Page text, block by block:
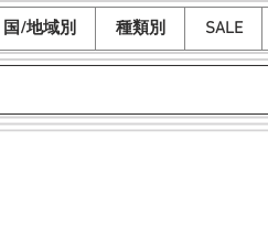
国/地域別 種類別 SALE